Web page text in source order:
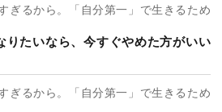
ぎるから。「自分第一」で生きるため
りたいなら、今すぐやめた方がいい
ぎるから。「自分第一」で生きるため